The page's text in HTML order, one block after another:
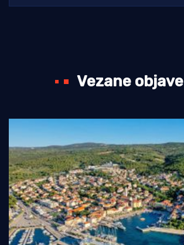
Vezane objave